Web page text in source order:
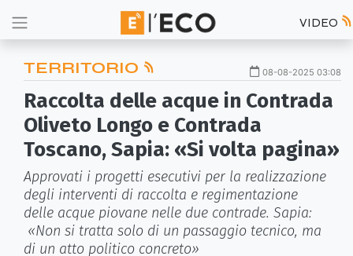
VIDEO
TERRITORIO 08-08-2025 03:08
Raccolta delle acque in Contrada
Oliveto Longo e Contrada
Toscano, Sapia: «Si volta pagina»
Approvati i progetti esecutivi per la realizzazione
degli interventi di raccolta e regimentazione
delle acque piovane nelle due contrade. Sapia:
«Non si tratta solo di un passaggio tecnico, ma
di un atto politico concreto»